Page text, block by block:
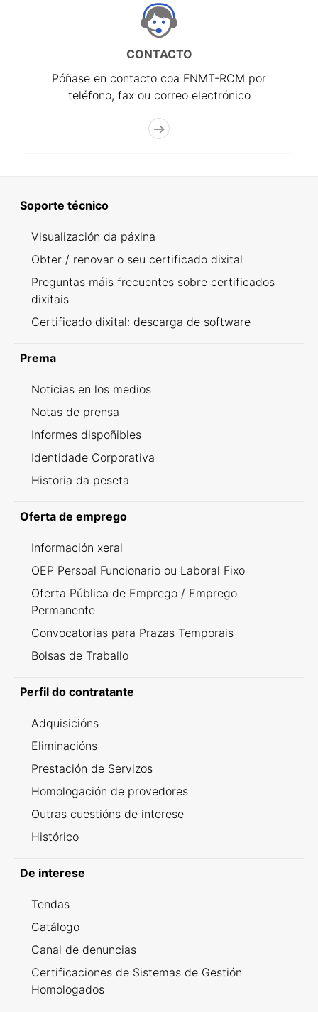
CONTACTO
Póñase en contacto coa FNMT-RCM por
teléfono, fax ou correo electrónico
Soporte técnico
Visualización da páxina
Obter / renovar o seu certificado dixital
Preguntas máis frecuentes sobre certificados
dixitais
Certificado dixital: descarga de software
Prema
Noticias en los medios
Notas de prensa
Informes dispoñibles
Identidade Corporativa
Historia da peseta
Oferta de emprego
Información xeral
OEP Persoal Funcionario ou Laboral Fixo
Oferta Pública de Emprego / Emprego
Permanente
Convocatorias para Prazas Temporais
Bolsas de Traballo
Perfil do contratante
Adquisicións
Eliminacións
Prestación de Servizos
Homologación de provedores
Outras cuestións de interese
Histórico
De interese
Tendas
Catálogo
Canal de denuncias
Certificaciones de Sistemas de Gestión
Homologados